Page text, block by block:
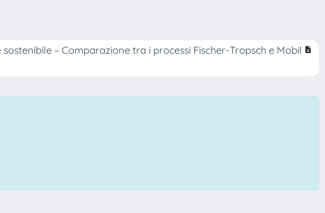
– Comparazione tra i processi Fischer-Tropsch e Mobil